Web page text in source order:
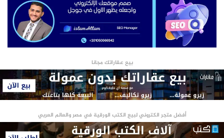
بيع عقاراتك مجانا
أفضل متجر الكتروني لبيع الكتب الورقية في مصر والعالم العربي